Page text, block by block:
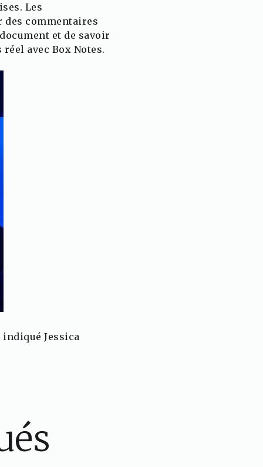
Les
commentaires
et de savoir
avec Box Notes.
Jessica